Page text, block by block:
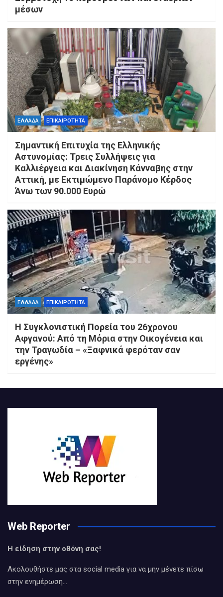
μέσων
ΕΛΛΑΔΑ ΕΠΙΚΑΙΡΟΤΗΤΑ
Σημαντική Επιτυχία της Ελληνικής
Αστυνομίας: Τρεις Συλλήψεις για
Καλλιέργεια και Διακίνηση Κάνναβης στην
Αττική, με Εκτιμώμενο Παράνομο Κέρδος
Άνω των 90.000 Ευρώ
ΕΛΛΑΔΑ ΕΠΙΚΑΙΡΟΤΗΤΑ
Η Συγκλονιστική Πορεία του 26χρονου
Αφγανού: Από τη Μόρια στην Οικογένεια και
την Τραγωδία – «Ξαφνικά φερόταν σαν
εργένης»
Web Reporter
Η είδηση στην οθόνη σας!
Ακολουθήστε μας στα social media για να μην μένετε πίσω
στην ενημέρωση…